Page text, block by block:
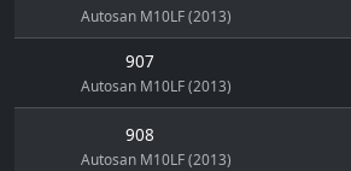
Autosan M10LF (2013)
907
Autosan M10LF (2013)
908
Autosan M10LF (2013)